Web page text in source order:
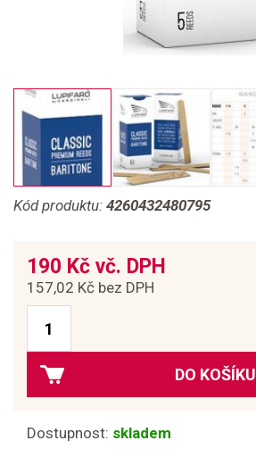
Kód produktu: 4260432480795
190 Kč vč. DPH
157,02 Kč bez DPH
DO KOŠÍKU
Dostupnost: skladem